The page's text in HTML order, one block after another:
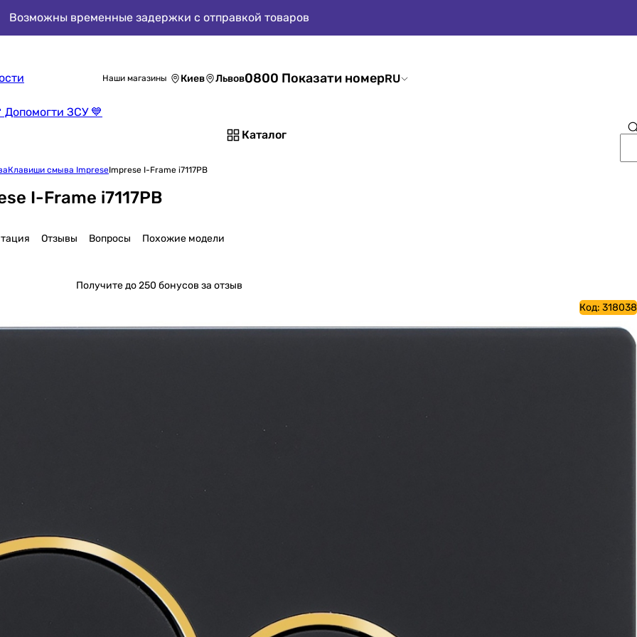
Возможны временные задержки с отправкой товаров
Допомогти ЗСУ 💙
Наши магазины Киев Львов0800 Показати номерRU
Каталог
Клавиши смыва ImpreseImprese I-Frame i7117PB
I-Frame i7117PB
Отзывы Вопросы Похожие модели
Получитедо 250 бонусов за отзыв
Код: 318038